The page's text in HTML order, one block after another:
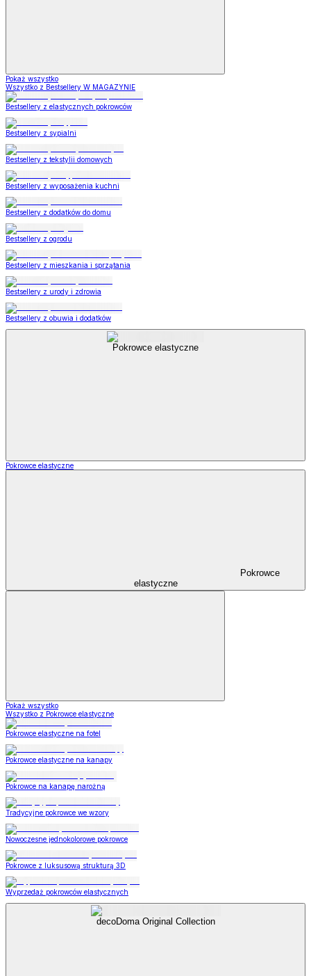
Pokaż wszystko
Wszystko z Bestsellery W MAGAZYNIE
Bestsellery z elastycznych pokrowców
Bestsellery z sypialni
Bestsellery z tekstylii domowych
Bestsellery z wyposażenia kuchni
Bestsellery z dodatków do domu
Bestsellery z ogrodu
Bestsellery z mieszkania i sprzątania
Bestsellery z urody i zdrowia
Bestsellery z obuwia i dodatków
Pokrowce elastyczne
Pokrowce elastyczne
Pokrowce
elastyczne
Pokaż wszystko
Wszystko z Pokrowce elastyczne
Pokrowce elastyczne na fotel
Pokrowce elastyczne na kanapy
Pokrowce na kanapę narożną
Tradycyjne pokrowce we wzory
Nowoczesne jednokolorowe pokrowce
Pokrowce z luksusową strukturą 3D
Wyprzedaż pokrowców elastycznych
decoDoma Original Collection